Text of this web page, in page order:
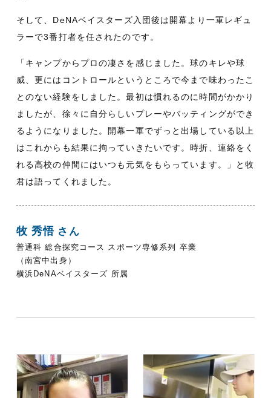
そして、DeNAベイスターズ入団後は開幕より一軍レギュ
ラーで3番打者を任されたのです。
「キャンプからプロの凄さを感じました。球のキレや球
威、更にはコントロールというところで今まで味わったこ
とのない経験をしました。最初は慣れるのに時間がかかり
ましたが、徐々に自分らしいプレーやバッティングができ
るようになりました。開幕一軍でずっと出場している以上
はこれからも結果に拘っていきたいです。時折、連絡をく
れる高校の仲間にはいつも元気をもらっています。」と牧
君は語ってくれました。
牧 秀悟 さん
普通科 総合探究コース スポーツ専修系列 卒業
（南宮中出身）
横浜DeNAベイスターズ 所属